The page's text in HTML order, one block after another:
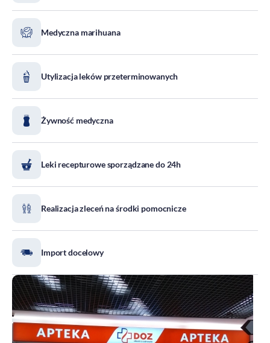
Kodeks Etyki
Medyczna marihuana
Utylizacja leków przeterminowanych
Żywność medyczna
Leki recepturowe sporządzane do 24h
Realizacja zleceń na środki pomocnicze
Import docelowy